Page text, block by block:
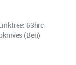
63hrc
(Ben)